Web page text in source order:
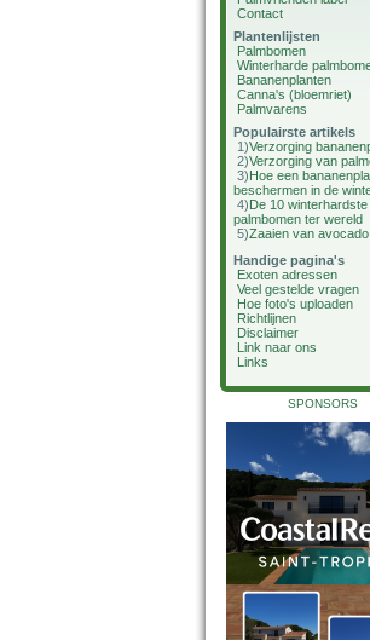
Contact
Plantenlijsten
Palmbomen
Winterharde
Bananenplanten
Canna's (bloemriet)
Palmvarens
Populairste artikels
1)Verzorging
2)Verzorging van
3)Hoe een
beschermen in de
4)De 10 winterhardste
palmbomen ter wereld
5)Zaaien van avocado
Handige pagina's
Exoten adressen
Veel gestelde vragen
Hoe foto's uploaden
Richtlijnen
Disclaimer
Link naar ons
Links
SPONSORS